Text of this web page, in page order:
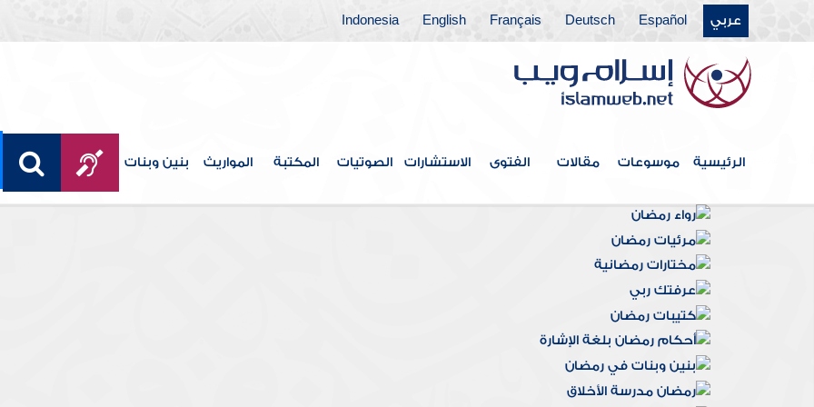
عربي Español
Deutsch
Français
English
Indonesia
الرئيسية موسوعات مقالات الفتوى الاستشارات الصوتيات المكتبة المواريث بنين وبنات